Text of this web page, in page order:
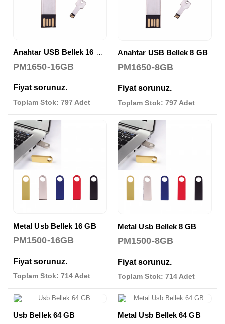
Anahtar USB Bellek 16 GB
PM1650-16GB
Fiyat sorunuz.
Toplam Stok: 797 Adet
Anahtar USB Bellek 8 GB
PM1650-8GB
Fiyat sorunuz.
Toplam Stok: 797 Adet
Metal Usb Bellek 16 GB
PM1500-16GB
Fiyat sorunuz.
Toplam Stok: 714 Adet
Metal Usb Bellek 8 GB
PM1500-8GB
Fiyat sorunuz.
Toplam Stok: 714 Adet
Usb Bellek 64 GB Metal Usb Bellek 64 GB